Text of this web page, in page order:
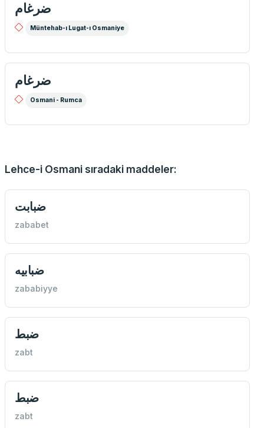
ضرغام
Müntehab-ı Lugat-ı Osmaniye
ضرغام
Osmani - Rumca
Lehce-i Osmani sıradaki maddeler:
ضبابت
zababet
ضبابيه
zababiyye
ضبط
zabt
ضبط
zabt